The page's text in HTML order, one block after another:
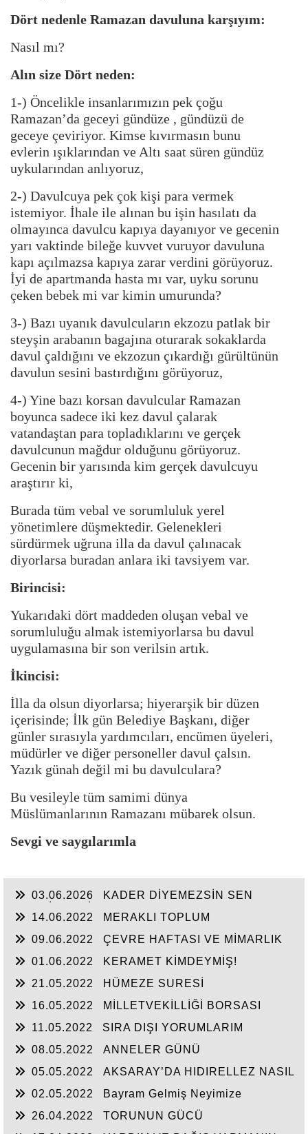
Dört nedenle Ramazan davuluna karşıyım:
Nasıl mı?
Alın size Dört neden:
1-) Öncelikle insanlarımızın pek çoğu
Ramazan’da geceyi gündüze , gündüzü de
geceye çeviriyor. Kimse kıvırmasın bunu
evlerin ışıklarından ve Altı saat süren gündüz
uykularından anlıyoruz,
2-) Davulcuya pek çok kişi para vermek
istemiyor. İhale ile alınan bu işin hasılatı da
olmayınca davulcu kapıya dayanıyor ve gecenin
yarı vaktinde bileğe kuvvet vuruyor davuluna
kapı açılmazsa kapıya zarar verdini görüyoruz.
İyi de apartmanda hasta mı var, uyku sorunu
çeken bebek mi var kimin umurunda?
3-) Bazı uyanık davulcuların ekzozu patlak bir
steyşin arabanın bagajına oturarak sokaklarda
davul çaldığını ve ekzozun çıkardığı gürültünün
davulun sesini bastırdığını görüyoruz,
4-) Yine bazı korsan davulcular Ramazan
boyunca sadece iki kez davul çalarak
vatandaştan para topladıklarını ve gerçek
davulcunun mağdur olduğunu görüyoruz.
Gecenin bir yarısında kim gerçek davulcuyu
araştırır ki,
Burada tüm vebal ve sorumluluk yerel
yönetimlere düşmektedir. Gelenekleri
sürdürmek uğruna illa da davul çalınacak
diyorlarsa buradan anlara iki tavsiyem var.
Birincisi:
Yukarıdaki dört maddeden oluşan vebal ve
sorumluluğu almak istemiyorlarsa bu davul
uygulamasına bir son verilsin artık.
İkincisi:
İlla da olsun diyorlarsa; hiyerarşik bir düzen
içerisinde; İlk gün Belediye Başkanı, diğer
günler sırasıyla yardımcıları, encümen üyeleri,
müdürler ve diğer personeller davul çalsın.
Yazık günah değil mi bu davulculara?
Bu vesileyle tüm samimi dünya
Müslümanlarının Ramazanı mübarek olsun.
Sevgi ve saygılarımla
03.06.2026
KADER DİYEMEZSİN SEN
14.06.2022
MERAKLI TOPLUM
09.06.2022
ÇEVRE HAFTASI VE MİMARLIK
01.06.2022
KERAMET KİMDEYMİŞ!
21.05.2022
HÜMEZE SURESİ
16.05.2022
MİLLETVEKİLLİĞİ BORSASI
11.05.2022
SIRA DIŞI YORUMLARIM
08.05.2022
ANNELER GÜNÜ
05.05.2022
AKSARAY’DA HIDIRELLEZ NASIL
02.05.2022
Bayram Gelmiş Neyimize
26.04.2022
TORUNUN GÜCÜ